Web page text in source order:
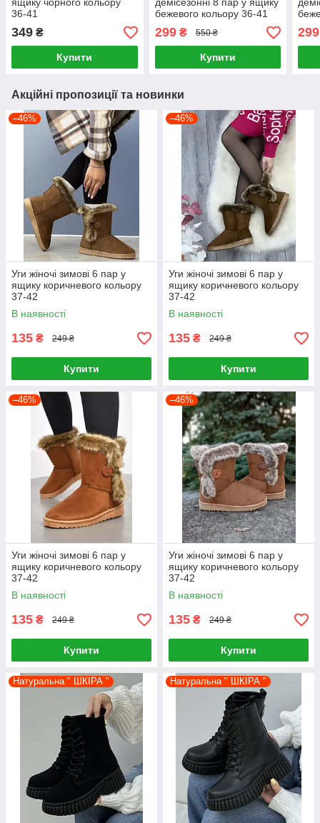
ящику чорного кольору
36-41
349 ₴
Купити
демісезонні 8 пар у ящику
бежевого кольору 36-41
299₴ 550 ₴
Купити
299
Акційні пропозиції та новинки
–46%
Уги жіночі зимові 6 пар у
ящику коричневого кольору
37-42
В наявності
135 ₴ 249 ₴
Купити
–46%
Уги жіночі зимові 6 пар у
ящику коричневого кольору
37-42
В наявності
135 ₴ 249 ₴
Купити
–46%
Уги жіночі зимові 6 пар у
ящику коричневого кольору
37-42
В наявності
135 ₴ 249 ₴
Купити
–46%
Уги жіночі зимові 6 пар у
ящику коричневого кольору
37-42
В наявності
135 ₴ 249 ₴
Купити
Натуральна " ШКІРА " Натуральна " ШКІРА "